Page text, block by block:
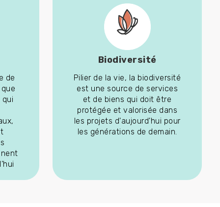
de
Biodiversité
Pilier de la vie, la biodiversité
est une source de services
et de biens qui doit être
protégée et valorisée dans
les projets d'aujourd'hui pour
les générations de demain.